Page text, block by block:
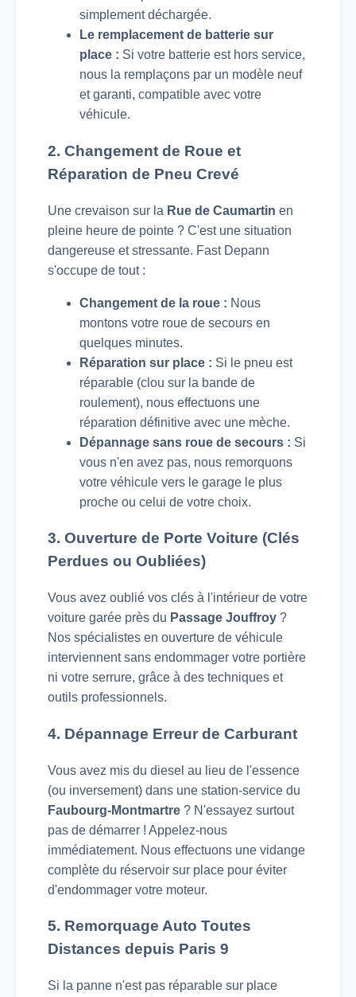
simplement déchargée.
Le remplacement de batterie sur
place : Si votre batterie est hors service,
nous la remplaçons par un modèle neuf
et garanti, compatible avec votre
véhicule.
2. Changement de Roue et
Réparation de Pneu Crevé
Une crevaison sur la Rue de Caumartin en
pleine heure de pointe ? C'est une situation
dangereuse et stressante. Fast Depann
s'occupe de tout :
Changement de la roue : Nous
montons votre roue de secours en
quelques minutes.
Réparation sur place : Si le pneu est
réparable (clou sur la bande de
roulement), nous effectuons une
réparation définitive avec une mèche.
Dépannage sans roue de secours : Si
vous n'en avez pas, nous remorquons
votre véhicule vers le garage le plus
proche ou celui de votre choix.
3. Ouverture de Porte Voiture (Clés
Perdues ou Oubliées)
Vous avez oublié vos clés à l'intérieur de votre
voiture garée près du Passage Jouffroy ?
Nos spécialistes en ouverture de véhicule
interviennent sans endommager votre portière
ni votre serrure, grâce à des techniques et
outils professionnels.
4. Dépannage Erreur de Carburant
Vous avez mis du diesel au lieu de l'essence
(ou inversement) dans une station-service du
Faubourg-Montmartre ? N'essayez surtout
pas de démarrer ! Appelez-nous
immédiatement. Nous effectuons une vidange
complète du réservoir sur place pour éviter
d'endommager votre moteur.
5. Remorquage Auto Toutes
Distances depuis Paris 9
Si la panne n'est pas réparable sur place